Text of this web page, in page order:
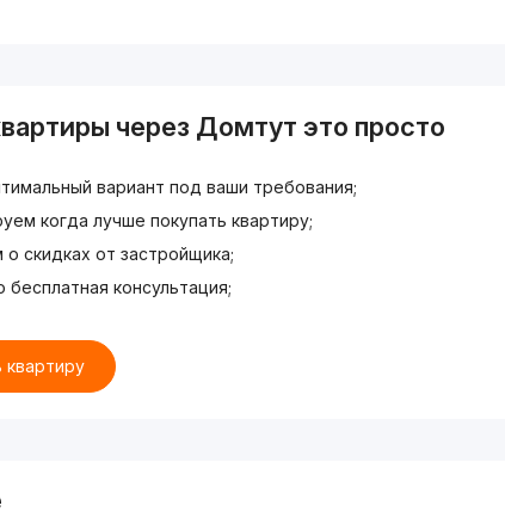
через Домтут это просто
вариант под ваши требования;
когда лучше покупать квартиру;
скидках от застройщика;
консультация;